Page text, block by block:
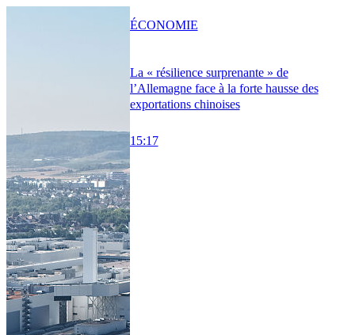
La « résilience surprenante » de
l’Allemagne face à la forte hausse des
exportations chinoises
15:17
ÉCONOMIE